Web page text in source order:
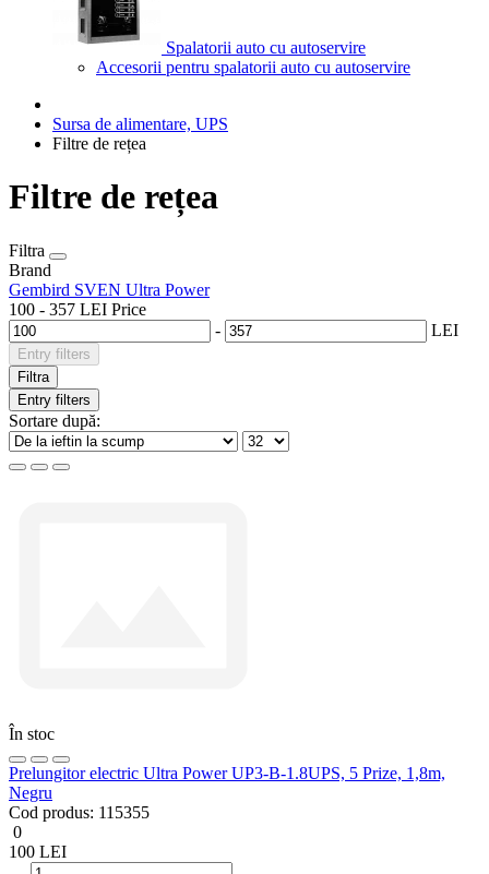
Spalatorii auto cu autoservire
Accesorii pentru spalatorii auto cu autoservire
Sursa de alimentare, UPS
Filtre de rețea
Filtre de rețea
Filtra
Brand
Gembird SVEN Ultra Power
100 - 357 LEI Price
-
LEI
Entry filters
Filtra
Entry filters
Sortare după:
În stoc
Prelungitor electric Ultra Power UP3-B-1.8UPS, 5 Prize, 1,8m,
Negru
Cod produs: 115355
0
100 LEI